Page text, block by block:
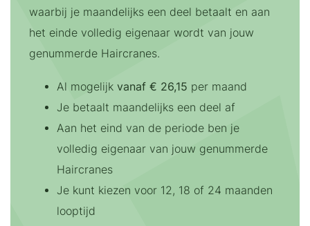
waarbij je maandelijks een deel betaalt en aan
het einde volledig eigenaar wordt van jouw
genummerde Haircranes.
Al mogelijk vanaf € 26,15 per maand
Je betaalt maandelijks een deel af
Aan het eind van de periode ben je
volledig eigenaar van jouw genummerde
Haircranes
Je kunt kiezen voor 12, 18 of 24 maanden
looptijd